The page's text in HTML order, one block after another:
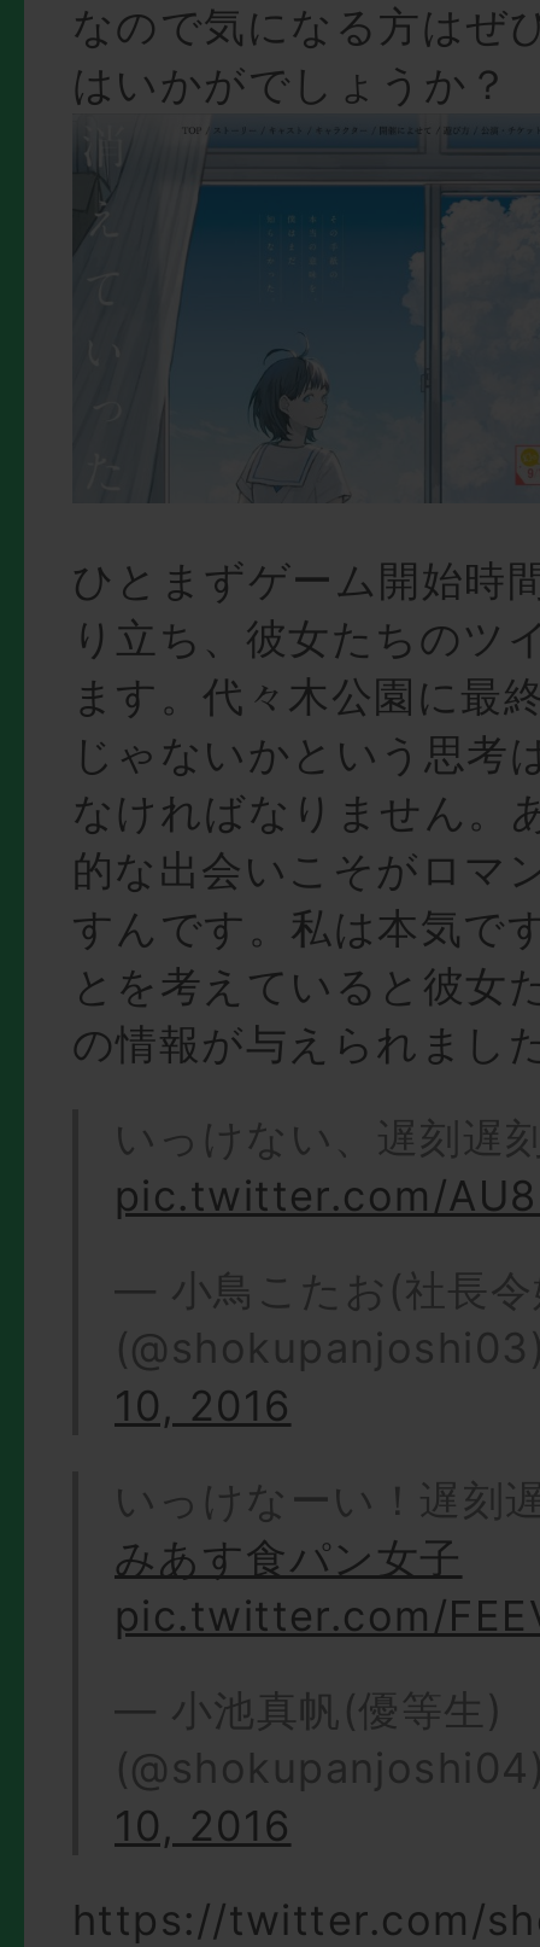
なので気になる方はぜ
はいかがでしょうか？
ひとまずゲーム開始時
り立ち、彼女たちのツ
ます。代々木公園に最
じゃないかという思考
なければなりません。
的な出会いこそがロマ
すんです。私は本気で
とを考えていると彼女
の情報が与えられまし
いっけない、遅刻遅
pic.twitter.com/
— 小鳥こたお(社長
10, 2016
いっけなーい！遅刻
みあす食パン女子
pic.twitter.com/
— 小池真帆(優等生)
10, 2016
https://twitter.com/